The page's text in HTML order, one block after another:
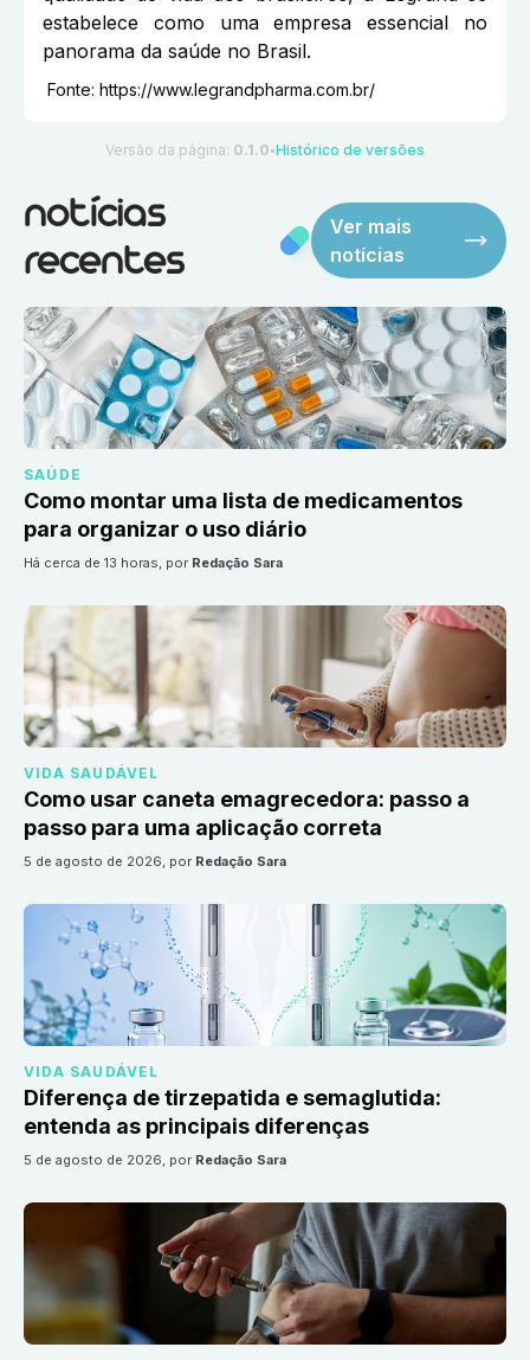
estabelece como uma empresa essencial no
panorama da saúde no Brasil.
Fonte: https://www.legrandpharma.com.br/
Versão da página: 0.1.0 ●Histórico de versões
notícias
recentes
Ver mais
notícias
SAÚDE
Como montar uma lista de medicamentos
para organizar o uso diário
há cerca de 13 horas, por Redação Sara
VIDA SAUDÁVEL
Como usar caneta emagrecedora: passo a
passo para uma aplicação correta
5 de agosto de 2026, por Redação Sara
VIDA SAUDÁVEL
Diferença de tirzepatida e semaglutida:
entenda as principais diferenças
5 de agosto de 2026, por Redação Sara